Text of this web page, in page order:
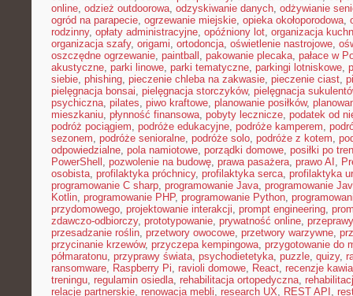
online, odzież outdoorowa, odzyskiwanie danych, odżywianie
ogród na parapecie, ogrzewanie miejskie, opieka okołoporodowa,
rodzinny, opłaty administracyjne, opóźniony lot, organizacja
organizacja szafy, origami, ortodoncja, oświetlenie nastrojowe,
oszczędne ogrzewanie, paintball , pakowanie plecaka, pałace w
akustyczne, parki linowe, parki tematyczne, parkingi lotniskowe,
siebie, phishing, pieczenie chleba na zakwasie, pieczenie ciast,
pielęgnacja bonsai, pielęgnacja storczyków, pielęgnacja
psychiczna, pilates, piwo kraftowe, planowanie posiłków,
mieszkaniu, płynność finansowa, pobyty lecznicze, podatek od
podróż pociągiem, podróże edukacyjne, podróże kamperem,
sezonem, podróże senioralne, podróże solo, podróże z kotem,
odpowiedzialne, pola namiotowe, porządki domowe, posiłki po
PowerShell , pozwolenie na budowę, prawa pasażera, prawo AI ,
osobista, profilaktyka próchnicy, profilaktyka serca, profilaktyka
programowanie C sharp, programowanie Java, programowanie
Kotlin, programowanie PHP, programowanie Python,
przydomowego, projektowanie interakcji, prompt engineering,
zdawczo-odbiorczy, prototypowanie, prywatność online,
przesadzanie roślin, przetwory owocowe, przetwory warzywne,
przycinanie krzewów, przyczepa kempingowa, przygotowanie do
półmaratonu, przyprawy świata, psychodietetyka, puzzle, quizy,
ransomware, Raspberry Pi, ravioli domowe, React, recenzje
treningu, regulamin osiedla, rehabilitacja ortopedyczna,
relacje partnerskie, renowacja mebli, research UX, REST API ,